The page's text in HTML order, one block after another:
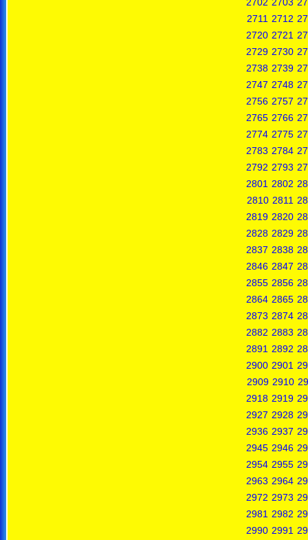
2711 2712
2720 2721
2729 2730
2738 2739
2747 2748
2756 2757
2765 2766
2774 2775
2783 2784
2792 2793
2801 2802
2810 2811
2819 2820
2828 2829
2837 2838
2846 2847
2855 2856
2864 2865
2873 2874
2882 2883
2891 2892
2900 2901
2909 2910
2918 2919
2927 2928
2936 2937
2945 2946
2954 2955
2963 2964
2972 2973
2981 2982
2990 2991